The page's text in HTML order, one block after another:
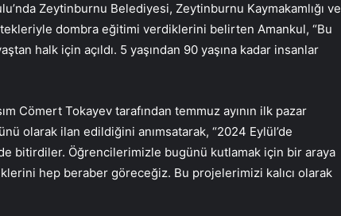
Zeytinburnu Belediyesi, Zeytinburnu Kaymakamlığı ve
dombra eğitimi verdiklerini belirten Amankul, “Bu
halk için açıldı. 5 yaşından 90 yaşına kadar insanlar
Cömert Tokayev tarafından temmuz ayının ilk pazar
olarak ilan edildiğini anımsatarak, “2024 Eylül’de
bitirdiler. Öğrencilerimizle bugünü kutlamak için bir araya
hep beraber göreceğiz. Bu projelerimizi kalıcı olarak